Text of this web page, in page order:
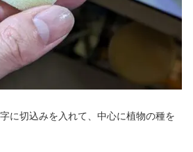
に切込みを入れて、中心に植物の種を